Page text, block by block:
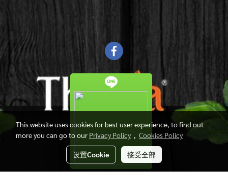
This website uses cookies for best user experience, to find out
more you can go to our Privacy Policy, Cookies Policy
设置Cookie 接受全部